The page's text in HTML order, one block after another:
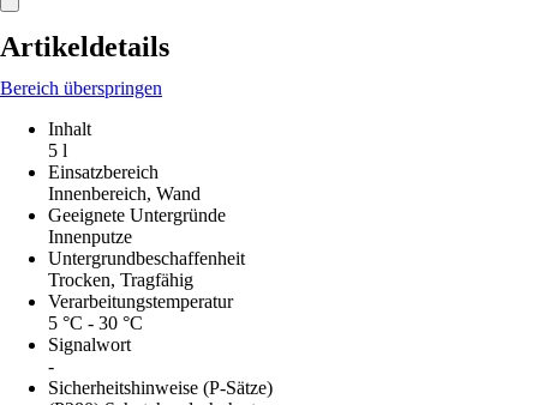
Artikeldetails
Bereich überspringen
Inhalt
5 l
Einsatzbereich
Innenbereich, Wand
Geeignete Untergründe
Innenputze
Untergrundbeschaffenheit
Trocken, Tragfähig
Verarbeitungstemperatur
5 °C - 30 °C
Signalwort
-
Sicherheitshinweise (P-Sätze)